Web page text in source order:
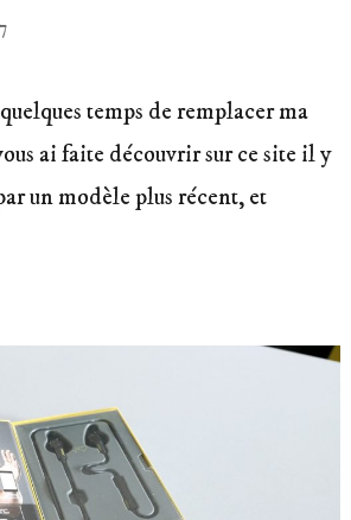
temps de remplacer ma
ai faite découvrir sur ce site il y
un modèle plus récent, et